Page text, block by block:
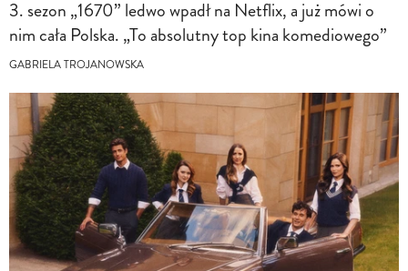
3. sezon „1670” ledwo wpadł na Netflix, a już mówi o
nim cała Polska. „To absolutny top kina komediowego”
GABRIELA TROJANOWSKA